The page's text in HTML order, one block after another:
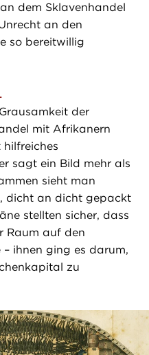
dem Sklavenhandel
an den
so bereitwillig
der
mit Afrikanern
sagt ein Bild mehr als
sieht man
dicht an dicht gepackt
stellten sicher, dass
Raum auf den
ihnen ging es darum,
zu